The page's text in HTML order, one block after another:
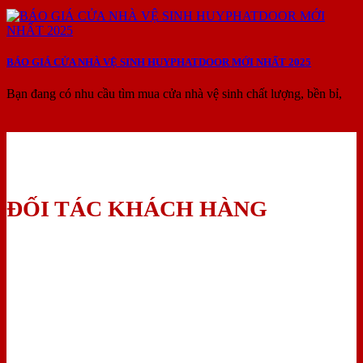
BÁO GIÁ CỬA NHÀ VỆ SINH HUYPHATDOOR MỚI NHẤT 2025
Bạn đang có nhu cầu tìm mua cửa nhà vệ sinh chất lượng, bền bỉ,
ĐỐI TÁC KHÁCH HÀNG